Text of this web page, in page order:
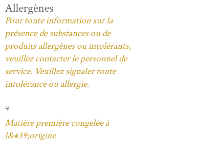
Allergènes
Pour toute information sur la
présence de substances ou de
produits allergènes ou intolérants,
veuillez contacter le personnel de
service. Veuillez signaler toute
intolérance ou allergie.
*
Matière première congelée à
l&#39;origine